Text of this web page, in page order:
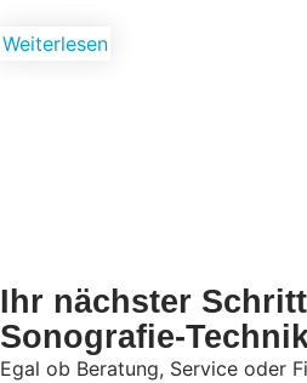
Weiterlesen
Ihr nächster
Sonografie-
Egal ob Beratung, Service oder